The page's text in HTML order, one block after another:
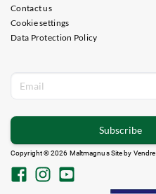
Contact us
Cookie settings
Data Protection Policy
Subscribe
Copyright © 2026 Maltmagnus Site by Vendre